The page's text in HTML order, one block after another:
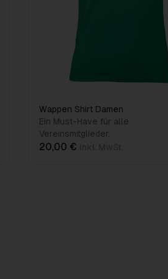
Wappen Shirt Damen
Ein Must-Have für alle
Vereinsmitglieder.
20,00 €